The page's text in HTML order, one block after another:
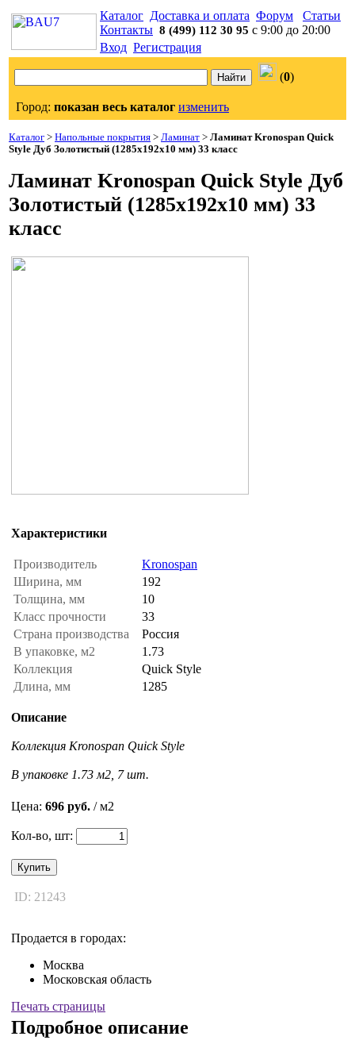
Каталог Доставка и оплата Форум
Статьи
Контакты 8 (499) 112 30 95 с 9:00 до 20:00
Вход Регистрация
(0)
Город: показан весь каталог изменить
Каталог > Напольные покрытия > Ламинат > Ламинат Kronospan Quick
Style Дуб Золотистый (1285x192x10 мм) 33 класс
Ламинат Kronospan Quick Style Дуб
Золотистый (1285x192x10 мм) 33
класс
Характеристики
Производитель
Kronospan
Ширина, мм
192
Толщина, мм
10
Класс прочности
33
Страна производства
Россия
В упаковке, м2
1.73
Коллекция
Quick Style
Длина, мм
1285
Описание
Коллекция Kronospan Quick Style
В упаковке 1.73 м2, 7 шт.
Цена: 696 руб. / м2
Кол-во, шт:
Купить
ID: 21243
Продается в городах:
Москва
Московская область
Печать страницы
Подробное описание